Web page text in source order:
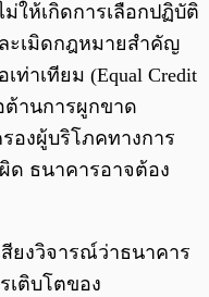
ให้เกิดการเลือกปฏิบัติ
ะเมิดกฎหมายสำคัญ
าเทียม (Equal Credit
ต้านการผูกขาด
องผู้บริโภคทางการ
ด ธนาคารอาจต้อง
ยงวิจารณ์ว่าธนาคาร
เติบโตของ